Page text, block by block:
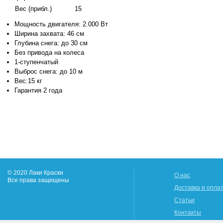
Вес (прибл.)
15
Мощность двигателя: 2.000 Вт
Ширина захвата: 46 см
Глубина снега: до 30 см
Без привода на колеса
1-ступенчатый
Выброс снега: до 10 м
Вес:15 кг
Гарантия 2 года
© 2020 Лаки Краски
Все права защищены
О нас
Доставка и
Статьи
Контакты